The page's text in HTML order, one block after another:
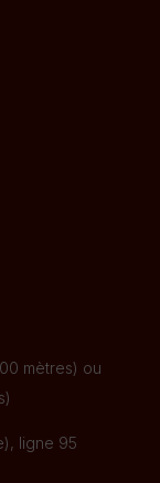
mètres) ou
ligne 95